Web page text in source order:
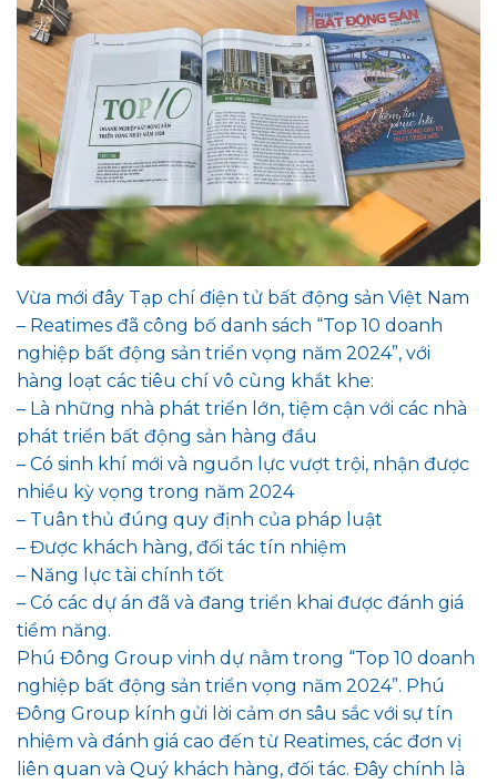
Vừa mới đây Tạp chí điện tử bất động sản Việt Nam
– Reatimes đã công bố danh sách “Top 10 doanh
nghiệp bất động sản triển vọng năm 2024”, với
hàng loạt các tiêu chí vô cùng khắt khe:
– Là những nhà phát triển lớn, tiệm cận với các nhà
phát triển bất động sản hàng đầu
– Có sinh khí mới và nguồn lực vượt trội, nhận được
nhiều kỳ vọng trong năm 2024
– Tuân thủ đúng quy định của pháp luật
– Được khách hàng, đối tác tín nhiệm
– Năng lực tài chính tốt
– Có các dự án đã và đang triển khai được đánh giá
tiềm năng.
Phú Đông Group vinh dự nằm trong “Top 10 doanh
nghiệp bất động sản triển vọng năm 2024”. Phú
Đông Group kính gửi lời cảm ơn sâu sắc với sự tín
nhiệm và đánh giá cao đến từ Reatimes, các đơn vị
liên quan và Quý khách hàng, đối tác. Đây chính là